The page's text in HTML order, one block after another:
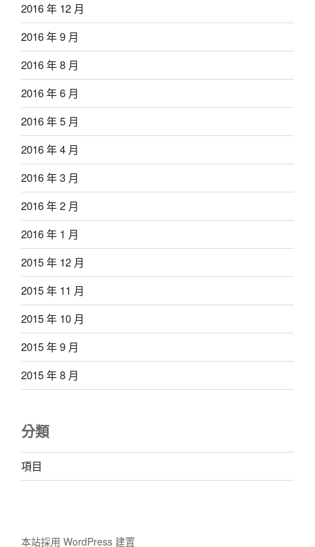
2016 年 12 月
2016 年 9 月
2016 年 8 月
2016 年 6 月
2016 年 5 月
2016 年 4 月
2016 年 3 月
2016 年 2 月
2016 年 1 月
2015 年 12 月
2015 年 11 月
2015 年 10 月
2015 年 9 月
2015 年 8 月
分類
項目
本站採用 WordPress 建置